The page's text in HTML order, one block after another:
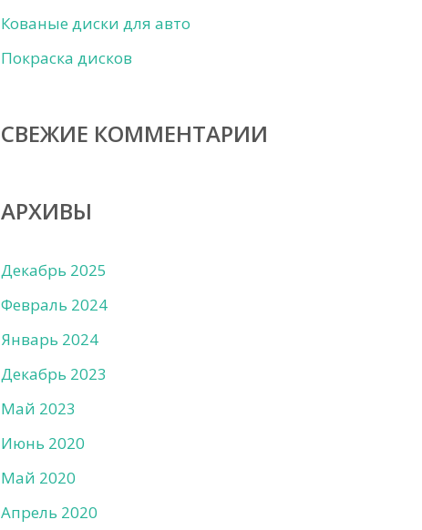
Кованые диски для авто
Покраска дисков
СВЕЖИЕ КОММЕНТАРИИ
АРХИВЫ
Декабрь 2025
Февраль 2024
Январь 2024
Декабрь 2023
Май 2023
Июнь 2020
Май 2020
Апрель 2020